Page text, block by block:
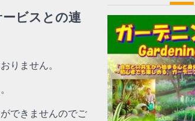
ビスとの連
りません。
できませんのでご